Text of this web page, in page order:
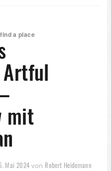
a place
Artful
mit
Mai 2024 von Robert Heidemann